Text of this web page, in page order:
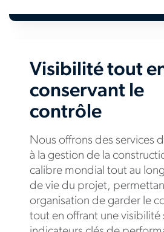
Visibilité tout
conservant le
contrôle
Nous offrons des services
à la gestion de la
calibre mondial tout au
de vie du projet,
organisation de garder le
tout en offrant une visibilité